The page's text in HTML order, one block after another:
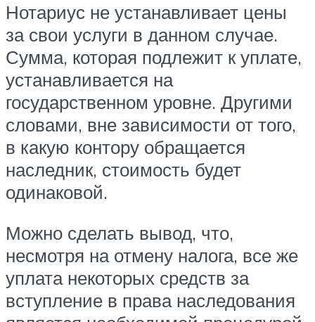
Нотариус не устанавливает цены
за свои услуги в данном случае.
Сумма, которая подлежит к уплате,
устанавливается на
государственном уровне. Другими
словами, вне зависимости от того,
в какую контору обращается
наследник, стоимость будет
одинаковой.
Можно сделать вывод, что,
несмотря на отмену налога, все же
уплата некоторых средств за
вступление в права наследования